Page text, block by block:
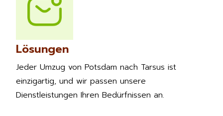
Lösungen
Jeder Umzug von Potsdam nach Tarsus ist
einzigartig, und wir passen unsere
Dienstleistungen Ihren Bedürfnissen an.